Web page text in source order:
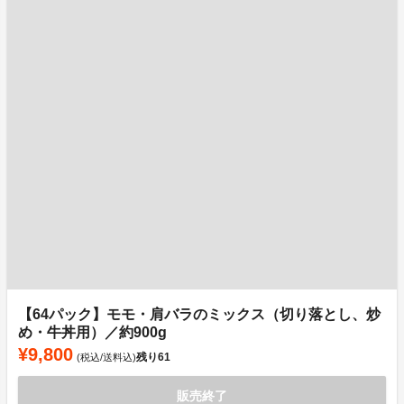
【64パック】モモ・肩バラのミックス（切り落とし、炒
め・牛丼用）／約900g
¥9,800 (税込/送料込)残り61
販売終了